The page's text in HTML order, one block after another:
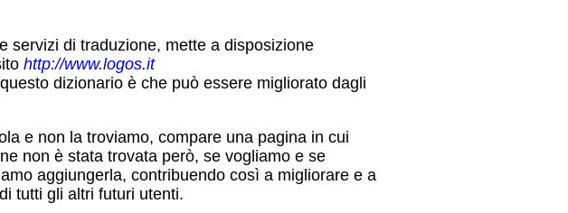
servizi di traduzione, mette a disposizione
http://www.logos.it
dizionario è che può essere migliorato dagli
e non la troviamo, compare una pagina in cui
non è stata trovata però, se vogliamo e se
aggiungerla, contribuendo così a migliorare e a
tutti gli altri futuri utenti.